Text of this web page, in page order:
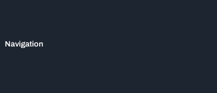
Navigation